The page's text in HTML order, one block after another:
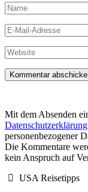
Name
E-
Mail-
Adresse
Website
Mit dem Absenden
Datenschutzerklärung
personenbezogener
Die Kommentare
kein Anspruch auf
USA Reisetipps